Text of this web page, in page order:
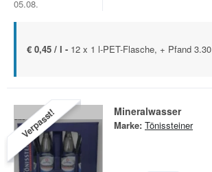
05.08.
€ 0,45 / l - 12 x 1 l-PET-Flasche, + Pfand 3.30
Verpasst! Mineralwasser
Marke: Tönissteiner